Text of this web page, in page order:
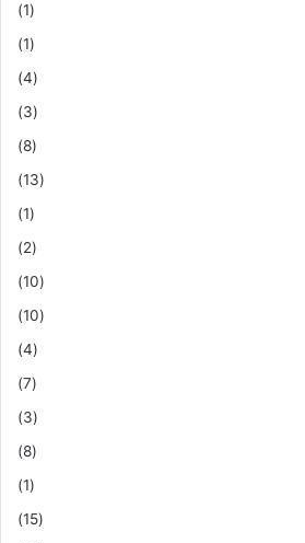
(1)
(1)
(4)
(3)
(8)
(13)
(1)
(2)
(10)
(10)
(4)
(7)
(3)
(8)
(1)
(15)